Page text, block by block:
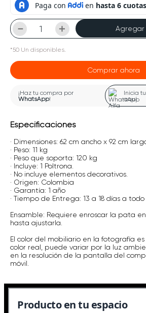
＋
－ Agregar
*50 Un disponibles.
Comprar ahora
¡Haz tu compra por
WhatsApp!
Inicia
aquí
Especificaciones
· Dimensiones: 62 cm ancho x 92 cm
· Peso: 11 kg
· Peso que soporta: 120 kg
· Incluye: 1 Poltrona.
· No incluye elementos decorativos.
· Origen: Colombia
· Garantía: 1 año
· Tiempo de Entrega: 13 a 18 días a todo
Ensamble: Requiere enroscar la pata
hasta ajustarla.
El color del mobiliario en la fotografía
color real, puede variar por la luz
en la resolución de la pantalla del
móvil.